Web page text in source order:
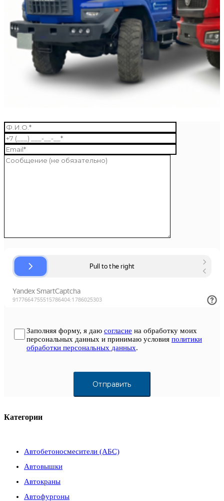
Заполняя форму, я даю согласие на обработку моих
персональных данных и принимаю условия политики
обработки персональных данных.
Категории
Автобетоносмесители (АБС)
Автовышки
Автокраны
Автофургоны